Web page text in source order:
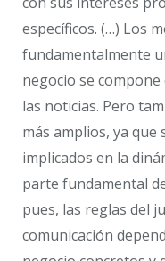
específicos. (…) Los
fundamentalmente
negocio se
las noticias. Pero
más amplios, ya
implicados en la
parte fundamental
pues, las reglas del
comunicación